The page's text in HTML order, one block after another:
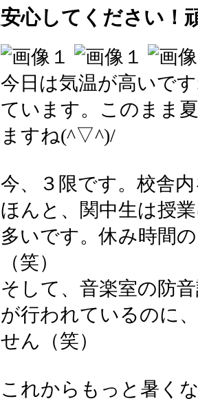
安心してください
今日は気温が高いで
ています。このまま
ますね(^▽^)/
今、３限です。校舎
ほんと、関中生は授
多いです。休み時間
（笑）
そして、音楽室の防
が行われているのに
せん（笑）
これからもっと暑く